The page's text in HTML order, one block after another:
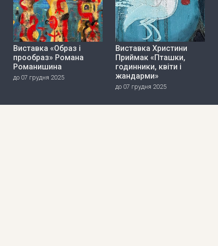
Виставка «Образ і
прообраз» Романа
Романишина
до 07 грудня 2025
Виставка Христини
Приймак «Пташки,
годинники, квіти і
жандарми»
до 07 грудня 2025